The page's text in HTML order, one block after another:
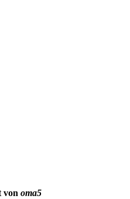
von oma5